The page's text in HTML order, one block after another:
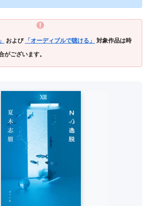
および 「オーディブルで聴ける」
対象作品は時
がございます。